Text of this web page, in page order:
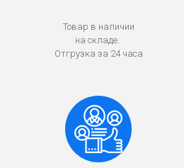
Товар в наличии
на складе.
Отгрузка за 24 часа